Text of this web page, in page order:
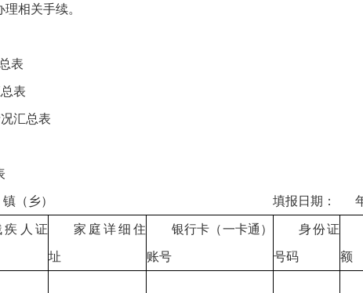
相关手续。
表
表
汇总表
）： 镇（乡） 填报日期： 年
疾人证
家庭详细住
址
银行卡（一卡通）
账号
身份证
号码
额